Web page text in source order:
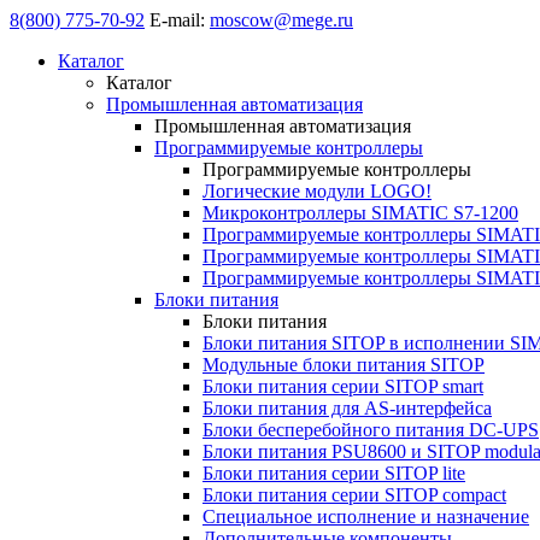
8(800) 775-70-92 E-mail: moscow@mege.ru
Каталог
Каталог
Промышленная автоматизация
Промышленная автоматизация
Программируемые контроллеры
Программируемые контроллеры
Логические модули LOGO!
Микроконтроллеры SIMATIC S7-1200
Программируемые контроллеры
Программируемые контроллеры
Программируемые контроллеры
Блоки питания
Блоки питания
Блоки питания SITOP в исполнении
Модульные блоки питания SITOP
Блоки питания серии SITOP smart
Блоки питания для AS-интерфейса
Блоки бесперебойного питания DC-UPS
Блоки питания PSU8600 и SITOP
Блоки питания серии SITOP lite
Блоки питания серии SITOP compact
Специальное исполнение и назначение